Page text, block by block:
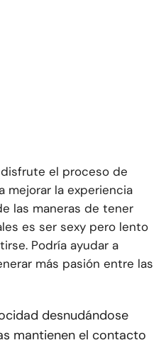
el proceso de
mejorar la experiencia
las maneras de tener
es ser sexy pero lento
Podría ayudar a
más pasión entre las
desnudándose
mantienen el contacto